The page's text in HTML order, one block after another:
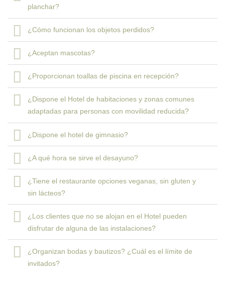
planchar?
¿Cómo funcionan los objetos perdidos?
¿Aceptan mascotas?
¿Proporcionan toallas de piscina en recepción?
¿Dispone el Hotel de habitaciones y zonas comunes
adaptadas para personas con movilidad reducida?
¿Dispone el hotel de gimnasio?
¿A qué hora se sirve el desayuno?
¿Tiene el restaurante opciones veganas, sin gluten y
sin lácteos?
¿Los clientes que no se alojan en el Hotel pueden
disfrutar de alguna de las instalaciones?
¿Organizan bodas y bautizos? ¿Cuál es el límite de
invitados?